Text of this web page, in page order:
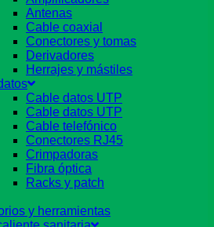
Antenas
Cable coaxial
Conectores y tomas
Derivadores
Herrajes y mástiles
Cable datos UTP
Cable datos UTP
Cable telefónico
Conectores RJ45
Crimpadoras
Fibra óptica
Racks y patch
y herramientas